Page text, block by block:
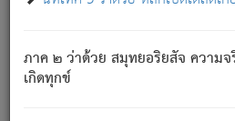
ภาค ๒ ว่าด้วย สมุทยอริยสัจ ความจ
เกิดทุกข์
แน่นบังหนาแล้ว; และว่า สัตว์ผู้ยินดี
อันเป็นไปในที่หรือเวลาทั้งปวง[3]เพื่
ประการทั้งปวง; ภพทั้งหลายทั้งหมด
ความแปรปรวนเป็นธรรมดา.